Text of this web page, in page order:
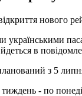
нового
українськими
в
з 5
- по